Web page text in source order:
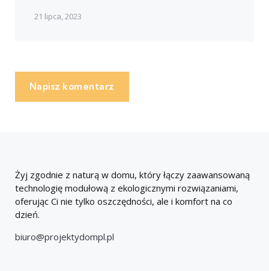
21 lipca, 2023
Napisz komentarz
Żyj zgodnie z naturą w domu, który łączy zaawansowaną
technologię modułową z ekologicznymi rozwiązaniami,
oferując Ci nie tylko oszczędności, ale i komfort na co
dzień.
biuro@projektydompl.pl